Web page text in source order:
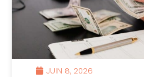
JUIN 8, 2026